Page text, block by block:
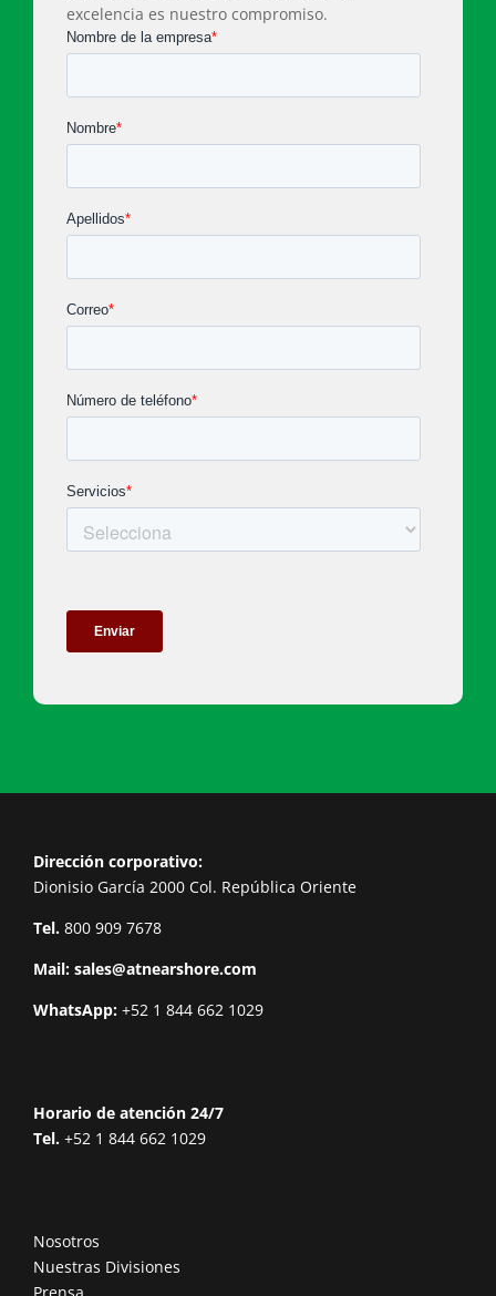
excelencia es nuestro compromiso.
Dirección corporativo:
Dionisio García 2000 Col. República Oriente
Tel. 800 909 7678
Mail: sales@atnearshore.com
WhatsApp: +52 1 844 662 1029
Horario de atención 24/7
Tel. +52 1 844 662 1029
Nosotros
Nuestras Divisiones